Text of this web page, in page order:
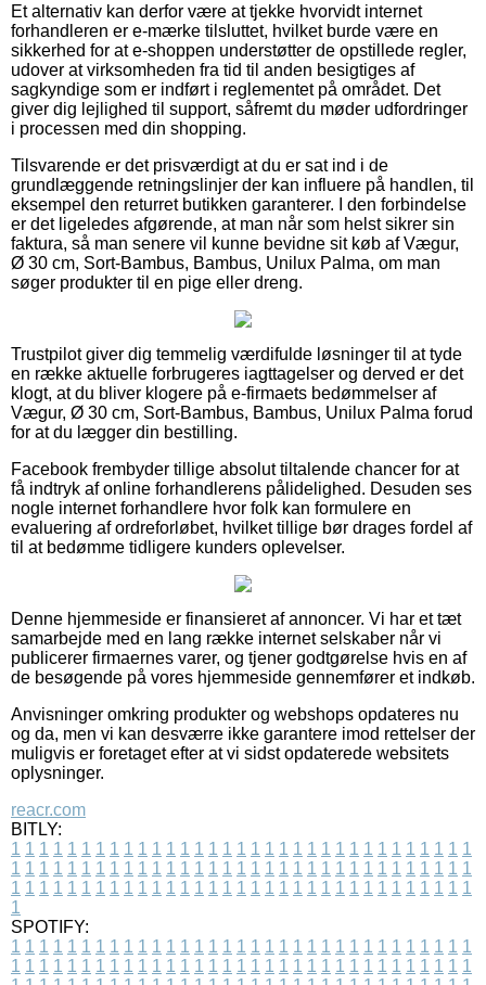
Et alternativ kan derfor være at tjekke hvorvidt internet
forhandleren er e-mærke tilsluttet, hvilket burde være en
sikkerhed for at e-shoppen understøtter de opstillede regler,
udover at virksomheden fra tid til anden besigtiges af
sagkyndige som er indført i reglementet på området. Det
giver dig lejlighed til support, såfremt du møder udfordringer
i processen med din shopping.
Tilsvarende er det prisværdigt at du er sat ind i de
grundlæggende retningslinjer der kan influere på handlen, til
eksempel den returret butikken garanterer. I den forbindelse
er det ligeledes afgørende, at man når som helst sikrer sin
faktura, så man senere vil kunne bevidne sit køb af Vægur,
Ø 30 cm, Sort-Bambus, Bambus, Unilux Palma, om man
søger produkter til en pige eller dreng.
Trustpilot giver dig temmelig værdifulde løsninger til at tyde
en række aktuelle forbrugeres iagttagelser og derved er det
klogt, at du bliver klogere på e-firmaets bedømmelser af
Vægur, Ø 30 cm, Sort-Bambus, Bambus, Unilux Palma forud
for at du lægger din bestilling.
Facebook frembyder tillige absolut tiltalende chancer for at
få indtryk af online forhandlerens pålidelighed. Desuden ses
nogle internet forhandlere hvor folk kan formulere en
evaluering af ordreforløbet, hvilket tillige bør drages fordel af
til at bedømme tidligere kunders oplevelser.
Denne hjemmeside er finansieret af annoncer. Vi har et tæt
samarbejde med en lang række internet selskaber når vi
publicerer firmaernes varer, og tjener godtgørelse hvis en af
de besøgende på vores hjemmeside gennemfører et indkøb.
Anvisninger omkring produkter og webshops opdateres nu
og da, men vi kan desværre ikke garantere imod rettelser der
muligvis er foretaget efter at vi sidst opdaterede websitets
oplysninger.
reacr.com
BITLY:
1 1 1 1 1 1 1 1 1 1 1 1 1 1 1 1 1 1 1 1 1 1 1 1 1 1 1 1 1 1 1 1 1
1 1 1 1 1 1 1 1 1 1 1 1 1 1 1 1 1 1 1 1 1 1 1 1 1 1 1 1 1 1 1 1 1
1 1 1 1 1 1 1 1 1 1 1 1 1 1 1 1 1 1 1 1 1 1 1 1 1 1 1 1 1 1 1 1 1
1
SPOTIFY:
1 1 1 1 1 1 1 1 1 1 1 1 1 1 1 1 1 1 1 1 1 1 1 1 1 1 1 1 1 1 1 1 1
1 1 1 1 1 1 1 1 1 1 1 1 1 1 1 1 1 1 1 1 1 1 1 1 1 1 1 1 1 1 1 1 1